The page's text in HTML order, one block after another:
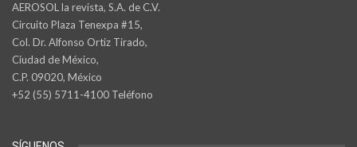
AEROSOL la revista, S.A. de C.V.
Circuito Plaza Tenexpa #15,
Col. Dr. Alfonso Ortiz Tirado,
Ciudad de México,
C.P. 09020, México
+52 (55) 5711-4100 Teléfono